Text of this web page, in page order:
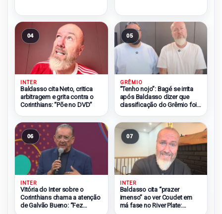
04
INTER
Baldasso cita Neto, critica
arbitragem e grita contra o
Corinthians: “Põe no DVD”
05
GRÊMIO
“Tenho nojo”: Bagé se irrita
após Baldasso dizer que
classificação do Grêmio foi
06
INTER
Vitória do Inter sobre o
Corinthians chama a atenção
de Galvão Bueno: “Fez
07
INTER
Baldasso cita “prazer
imenso” ao ver Coudet em
má fase no River Plate: